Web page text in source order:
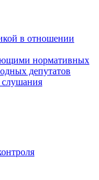
в отношении
нормативных
депутатов